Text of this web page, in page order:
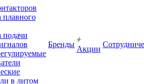
плавного
подачи
в литом
Бренды
Акции